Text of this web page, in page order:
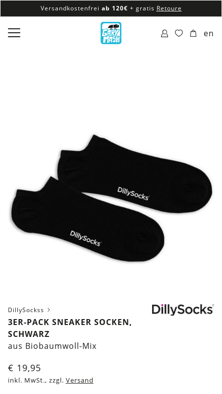
Versandkostenfrei ab 120€ + gratis Retoure
100% veganes & fair produziertes Sortiment
Versandkostenfrei ab 120€
en
DillySockss
3ER-PACK SNEAKER SOCKEN,
SCHWARZ
aus Biobaumwoll-Mix
€ 19,95
inkl. MwSt., zzgl. Versand